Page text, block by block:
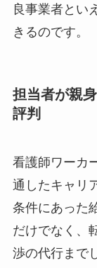
良事業者とい
きるのです。
担当者が親
評判
看護師ワーカ
通したキャリ
条件にあった
だけでなく、
渉の代行まで